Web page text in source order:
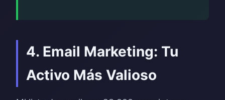
4. Email Marketing: Tu
Activo Más Valioso